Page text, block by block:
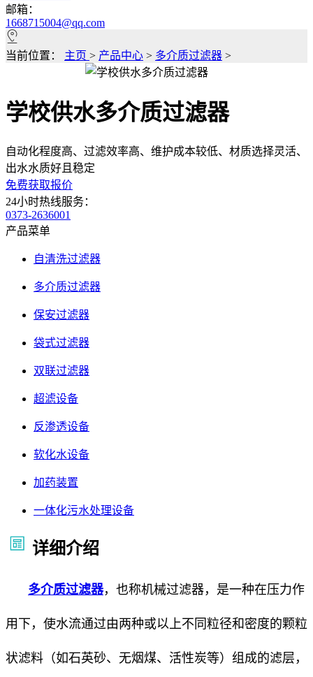
邮箱：
1668715004@qq.com
当前位置： 主页 > 产品中心 > 多介质过滤器 >
学校供水多介质过滤器
自动化程度高、过滤效率高、维护成本较低、材质选择灵活、
出水水质好且稳定
免费获取报价
24小时热线服务：
0373-2636001
产品菜单
自清洗过滤器
多介质过滤器
保安过滤器
袋式过滤器
双联过滤器
超滤设备
反渗透设备
软化水设备
加药装置
一体化污水处理设备
详细介绍
多介质过滤器，也称机械过滤器，是一种在压力作
用下，使水流通过由两种或以上不同粒径和密度的颗粒
状滤料（如石英砂、无烟煤、活性炭等）组成的滤层，